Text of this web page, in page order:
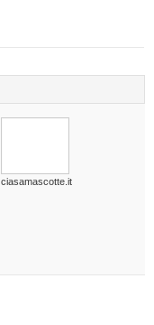
ciasamascotte.it